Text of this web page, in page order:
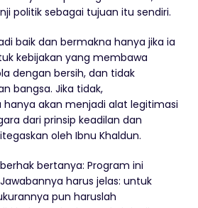
politik sebagai tujuan itu sendiri.
baik dan bermakna hanya jika ia
kebijakan yang membawa
dengan bersih, dan tidak
bangsa. Jika tidak,
akan menjadi alat legitimasi
dari prinsip keadilan dan
oleh Ibnu Khaldun.
bertanya: Program ini
harus jelas: untuk
pun haruslah